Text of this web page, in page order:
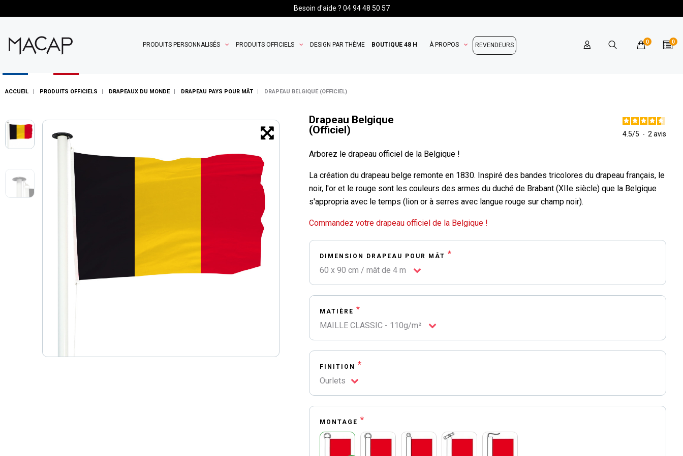
Besoin d'aide ? 04 94 48 50 57
PRODUITS PERSONNALISÉS PRODUITS OFFICIELS DESIGN PAR THÈME BOUTIQUE 48 H À PROPOS REVENDEURS
0 0
ACCUEIL PRODUITS OFFICIELS DRAPEAUX DU MONDE DRAPEAU PAYS POUR MÂT DRAPEAU BELGIQUE (OFFICIEL)
4.5/5 - 2avis
Drapeau Belgique
(Officiel)
Arborez le drapeau officiel de la Belgique !
La création du drapeau belge remonte en 1830. Inspiré des bandes tricolores du drapeau français, le
noir, l'or et le rouge sont les couleurs des armes du duché de Brabant (XIIe siècle) que la Belgique
s'appropria avec le temps (lion or à serres avec langue rouge sur champ noir).
Commandez votre drapeau officiel de la Belgique !
DIMENSION DRAPEAU POUR MÂT *
60 x 90 cm / mât de 4 m
MATIÈRE *
MAILLE CLASSIC - 110g/m²
FINITION *
Ourlets
MONTAGE *